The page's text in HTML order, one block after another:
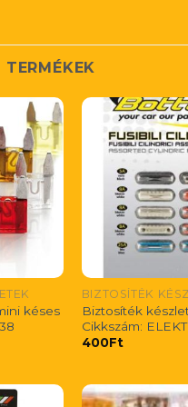
késes
BIZTOSÍTÉK
Biztosíték
Cikkszám:
400Ft